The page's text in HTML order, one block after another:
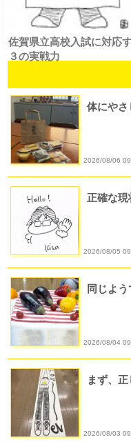
佐賀県立高校入試に対応
３の実戦力
体にやさ
2026/08/06
正確な現
2026/08/05
同じよう
2026/08/04
まず、
2026/08/03